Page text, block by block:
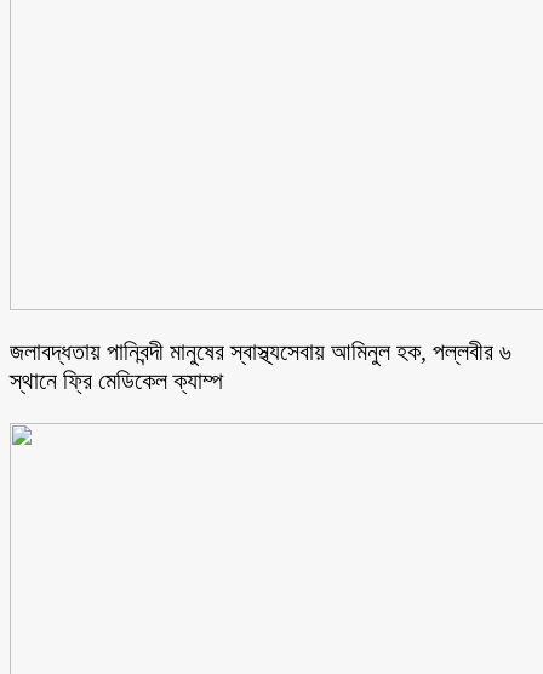
জলাবদ্ধতায় পানিবন্দী মানুষের স্বাস্থ্যসেবায় আমিনুল হক, পল্লবীর ৬
স্থানে ফ্রি মেডিকেল ক্যাম্প